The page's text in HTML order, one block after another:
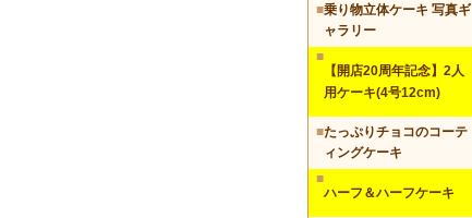
■乗り物立体ケーキ 写真ギ
ャラリー
■
【開店20周年記念】2人
用ケーキ(4号12cm)
■たっぷりチョコのコーテ
ィングケーキ
■
ハーフ＆ハーフケーキ